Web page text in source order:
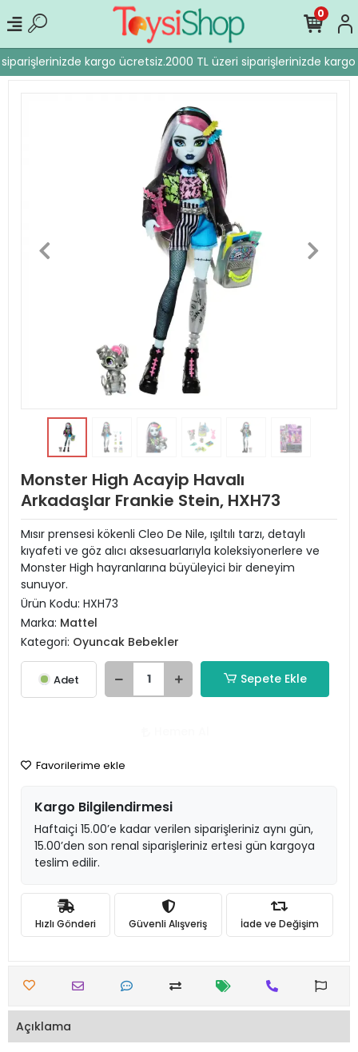
kargo ücretsiz.2000 TL üzeri siparişlerinizde kargo
0
Monster High Acayip Havalı
Arkadaşlar Frankie Stein, HXH73
Mısır prensesi kökenli Cleo De Nile, ışıltılı tarzı, detaylı
kıyafeti ve göz alıcı aksesuarlarıyla koleksiyonerlere ve
Monster High hayranlarına büyüleyici bir deneyim
sunuyor.
Ürün Kodu: HXH73
Marka: Mattel
Kategori: Oyuncak Bebekler
Adet Sepete Ekle
Favorilerime ekle
Kargo Bilgilendirmesi
Haftaiçi 15.00’e kadar verilen siparişleriniz aynı gün,
15.00’den son renal siparişleriniz ertesi gün kargoya
teslim edilir.
Hızlı Gönderi Güvenli Alışveriş İade ve Değişim
Açıklama